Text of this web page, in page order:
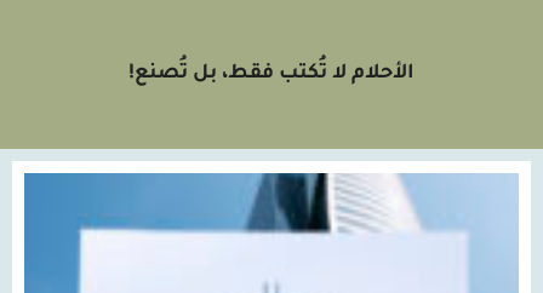
الأحلام لا تُكتب فقط، بل تُصنع!